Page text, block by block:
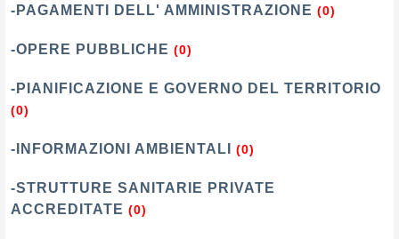
-PAGAMENTI DELL' AMMINISTRAZIONE (0)
-OPERE PUBBLICHE (0)
-PIANIFICAZIONE E GOVERNO DEL TERRITORIO
(0)
-INFORMAZIONI AMBIENTALI (0)
-STRUTTURE SANITARIE PRIVATE
ACCREDITATE (0)